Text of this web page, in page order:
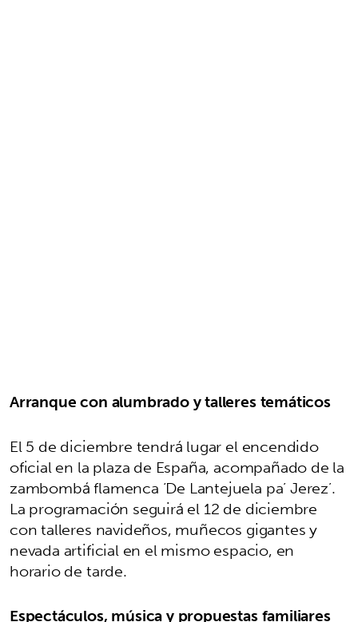
Arranque con alumbrado y talleres temáticos
El 5 de diciembre tendrá lugar el encendido
oficial en la plaza de España, acompañado de la
zambombá flamenca ‘De Lantejuela pa’ Jerez’.
La programación seguirá el 12 de diciembre
con talleres navideños, muñecos gigantes y
nevada artificial en el mismo espacio, en
horario de tarde.
Espectáculos, música y propuestas familiares